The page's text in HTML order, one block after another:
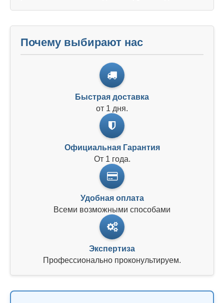
Почему выбирают нас
Быстрая доставка
от 1 дня.
Официальная Гарантия
От 1 года.
Удобная оплата
Всеми возможными способами
Экспертиза
Профессионально проконультируем.